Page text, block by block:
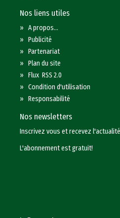
Nos liens utiles
»A propos...
»Publicité
»Partenariat
»Plan du site
»Flux RSS 2.0
»Condition d'utilisation
»Responsabilité
Nos newsletters
Inscrivez vous et recevez
L'abonnement est gratuit!